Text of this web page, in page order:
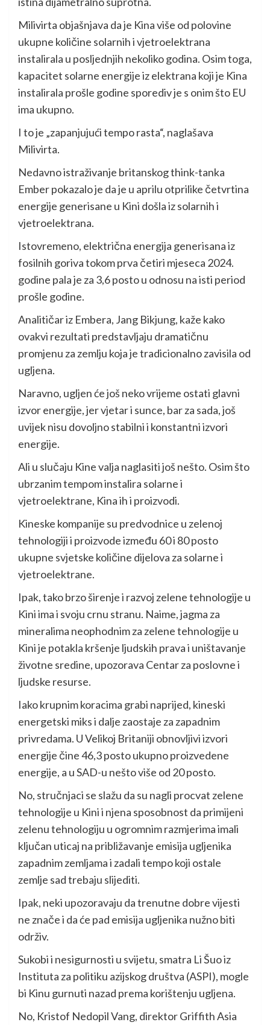
Milivirta objašnjava da je Kina više od polovine
ukupne količine solarnih i vjetroelektrana
instalirala u posljednjih nekoliko godina. Osim toga,
kapacitet solarne energije iz elektrana koji je Kina
instalirala prošle godine sporediv je s onim što EU
ima ukupno.
I to je „zapanjujući tempo rasta“, naglašava
Milivirta.
Nedavno istraživanje britanskog think-tanka
Ember pokazalo je da je u aprilu otprilike četvrtina
energije generisane u Kini došla iz solarnih i
vjetroelektrana.
Istovremeno, električna energija generisana iz
fosilnih goriva tokom prva četiri mjeseca 2024.
godine pala je za 3,6 posto u odnosu na isti period
prošle godine.
Analitičar iz Embera, Jang Bikjung, kaže kako
ovakvi rezultati predstavljaju dramatičnu
promjenu za zemlju koja je tradicionalno zavisila od
ugljena.
Naravno, ugljen će još neko vrijeme ostati glavni
izvor energije, jer vjetar i sunce, bar za sada, još
uvijek nisu dovoljno stabilni i konstantni izvori
energije.
Ali u slučaju Kine valja naglasiti još nešto. Osim što
ubrzanim tempom instalira solarne i
vjetroelektrane, Kina ih i proizvodi.
Kineske kompanije su predvodnice u zelenoj
tehnologiji i proizvode između 60 i 80 posto
ukupne svjetske količine dijelova za solarne i
vjetroelektrane.
Ipak, tako brzo širenje i razvoj zelene tehnologije u
Kini ima i svoju crnu stranu. Naime, jagma za
mineralima neophodnim za zelene tehnologije u
Kini je potakla kršenje ljudskih prava i uništavanje
životne sredine, upozorava Centar za poslovne i
ljudske resurse.
Iako krupnim koracima grabi naprijed, kineski
energetski miks i dalje zaostaje za zapadnim
privredama. U Velikoj Britaniji obnovljivi izvori
energije čine 46,3 posto ukupno proizvedene
energije, a u SAD-u nešto više od 20 posto.
No, stručnjaci se slažu da su nagli procvat zelene
tehnologije u Kini i njena sposobnost da primijeni
zelenu tehnologiju u ogromnim razmjerima imali
ključan uticaj na približavanje emisija ugljenika
zapadnim zemljama i zadali tempo koji ostale
zemlje sad trebaju slijediti.
Ipak, neki upozoravaju da trenutne dobre vijesti
ne znače i da će pad emisija ugljenika nužno biti
održiv.
Sukobi i nesigurnosti u svijetu, smatra Li Šuo iz
Instituta za politiku azijskog društva (ASPI), mogle
bi Kinu gurnuti nazad prema korištenju ugljena.
No, Kristof Nedopil Vang, direktor Griffith Asia